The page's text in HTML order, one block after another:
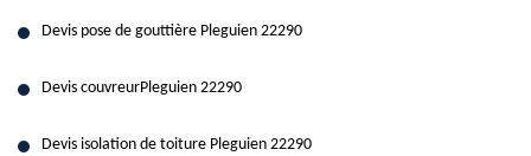
Devis pose de gouttière Pleguien 22290
Devis couvreurPleguien 22290
Devis isolation de toiture Pleguien 22290